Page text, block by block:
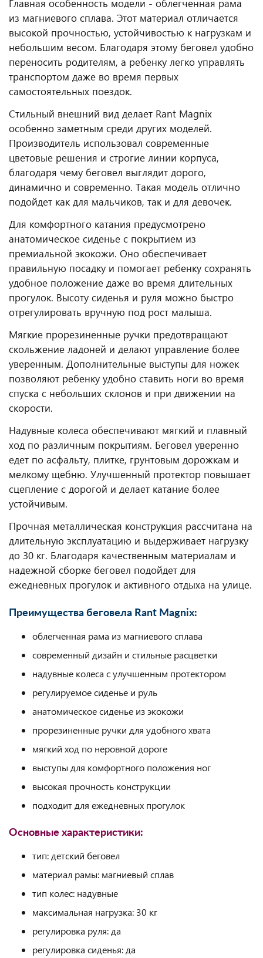
Главная особенность модели - облегченная рама
из магниевого сплава. Этот материал отличается
высокой прочностью, устойчивостью к нагрузкам и
небольшим весом. Благодаря этому беговел удобно
переносить родителям, а ребенку легко управлять
транспортом даже во время первых
самостоятельных поездок.
Стильный внешний вид делает Rant Magnix
особенно заметным среди других моделей.
Производитель использовал современные
цветовые решения и строгие линии корпуса,
благодаря чему беговел выглядит дорого,
динамично и современно. Такая модель отлично
подойдет как для мальчиков, так и для девочек.
Для комфортного катания предусмотрено
анатомическое сиденье с покрытием из
премиальной экокожи. Оно обеспечивает
правильную посадку и помогает ребенку сохранять
удобное положение даже во время длительных
прогулок. Высоту сиденья и руля можно быстро
отрегулировать вручную под рост малыша.
Мягкие прорезиненные ручки предотвращают
скольжение ладоней и делают управление более
уверенным. Дополнительные выступы для ножек
позволяют ребенку удобно ставить ноги во время
спуска с небольших склонов и при движении на
скорости.
Надувные колеса обеспечивают мягкий и плавный
ход по различным покрытиям. Беговел уверенно
едет по асфальту, плитке, грунтовым дорожкам и
мелкому щебню. Улучшенный протектор повышает
сцепление с дорогой и делает катание более
устойчивым.
Прочная металлическая конструкция рассчитана на
длительную эксплуатацию и выдерживает нагрузку
до 30 кг. Благодаря качественным материалам и
надежной сборке беговел подойдет для
ежедневных прогулок и активного отдыха на улице.
Преимущества беговела Rant Magnix:
облегченная рама из магниевого сплава
современный дизайн и стильные расцветки
надувные колеса с улучшенным протектором
регулируемое сиденье и руль
анатомическое сиденье из экокожи
прорезиненные ручки для удобного хвата
мягкий ход по неровной дороге
выступы для комфортного положения ног
высокая прочность конструкции
подходит для ежедневных прогулок
Основные характеристики:
тип: детский беговел
материал рамы: магниевый сплав
тип колес: надувные
максимальная нагрузка: 30 кг
регулировка руля: да
регулировка сиденья: да